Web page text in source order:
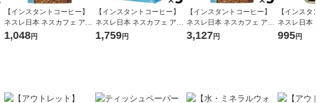
【インスタントコーヒー】
ネスレ日本 ネスカフェ アイ
スブレンド エコ＆システム
パック 1本（95g）
1,048円
【インスタントコーヒー】
ネスレ日本 ネスカフェ アイ
スブレンド 1セット（50g×3
袋）
1,759円
【インスタントコーヒー】
ネスレ日本 ネスカフェ アイ
スブレンド エコ＆システム
パック 1セット（95g×3本）
3,127円
【インスタン
ネスレ日本 ネ
スブレンド 瓶
995円